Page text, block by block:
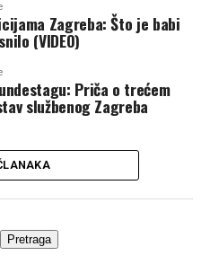
Zagreba: Što je babi
(VIDEO)
Priča o trećem
službenog Zagreba
Pretraga